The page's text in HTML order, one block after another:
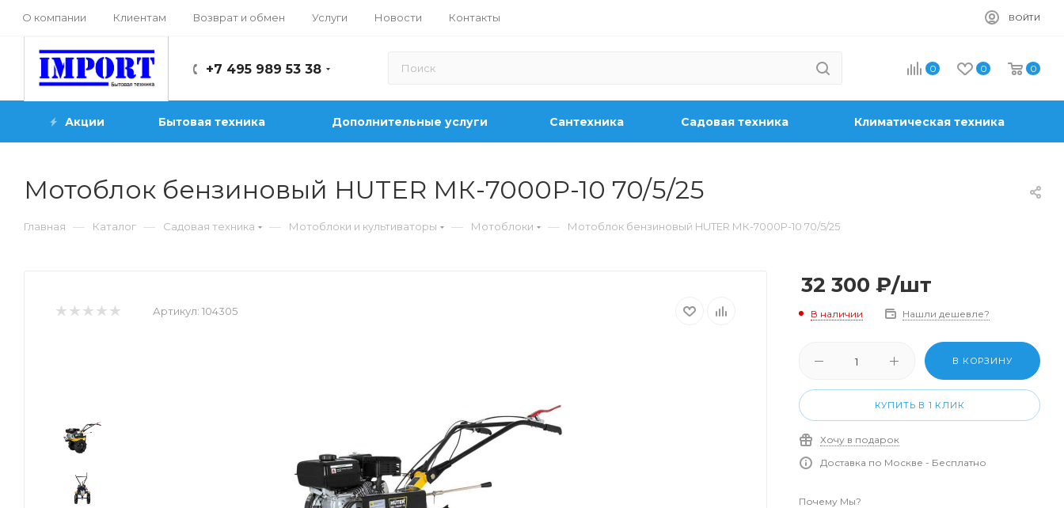
О компании Клиентам Возврат и обмен Услуги Новости Контакты ВОЙТИ
+7 495 989 53 38 0 0 0
Акции Бытовая техника Дополнительные услуги Сантехника Садовая техника Климатическая техника
Мотоблок бензиновый HUTER МК-7000P-10 70/5/25
Главная — Каталог — Садовая техника — Мотоблоки и культиваторы — Мотоблоки — Мотоблок бензиновый HUTER МК-7000P-10 70/5/25
Артикул: 104305
32 300 ₽/шт
В наличии Нашли дешевле?
В КОРЗИНУ
КУПИТЬ В 1 КЛИК
Хочу в подарок
Доставка по Москве - Бесплатно
Почему Мы?